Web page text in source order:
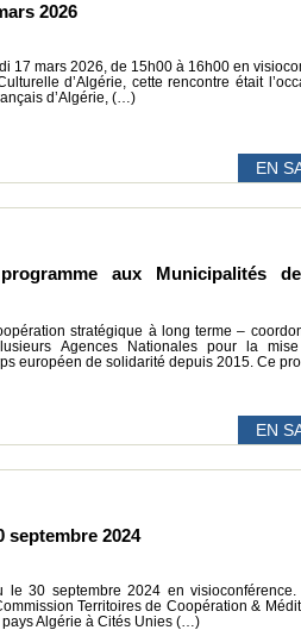
2026
17 mars 2026, de 15h00 à 16h00 en
d’Algérie, cette rencontre était
d’Algérie, (…)
EN
aux Municipalités
stratégique à long terme –
Agences Nationales pour la
européen de solidarité depuis 2015. Ce
EN
septembre 2024
30 septembre 2024 en
Territoires de Coopération &
Algérie à Cités Unies (…)